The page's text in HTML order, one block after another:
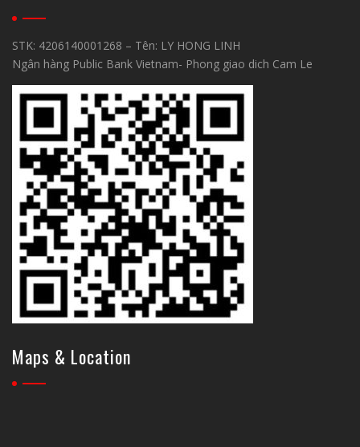
STK: 4206140001268 – Tên: LY HONG LINH
Ngân hàng Public Bank Vietnam- Phong giao dich Cam Le
Maps & Location